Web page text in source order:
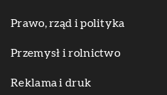
Prawo, rząd i polityka
Przemysł i rolnictwo
Reklama i druk